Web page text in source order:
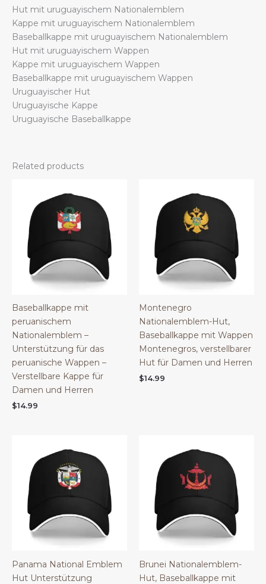
Hut mit uruguayischem Nationalemblem
Kappe mit uruguayischem Nationalemblem
Baseballkappe mit uruguayischem Nationalemblem
Hut mit uruguayischem Wappen
Kappe mit uruguayischem Wappen
Baseballkappe mit uruguayischem Wappen
Uruguayischer Hut
Uruguayische Kappe
Uruguayische Baseballkappe
Related products
Baseballkappe mit
peruanischem
Nationalemblem –
Unterstützung für das
peruanische Wappen –
Verstellbare Kappe für
Damen und Herren
$14.99
Montenegro
Nationalemblem-Hut,
Baseballkappe mit Wappen
Montenegros, verstellbarer
Hut für Damen und Herren
$14.99
Panama National Emblem
Hut Unterstützung
Brunei Nationalemblem-
Hut, Baseballkappe mit